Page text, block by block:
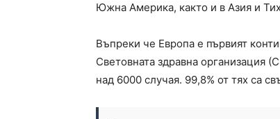
Южна Америка, както и в Азия и
Въпреки че Европа е първият
Световната здравна организация
над 6000 случая. 99,8% от тях са